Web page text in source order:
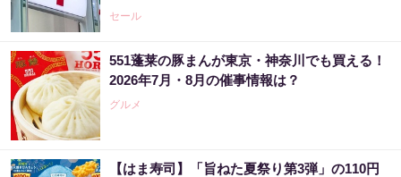
セール
551蓬莱の豚まんが東京・神奈川でも買える！
2026年7月・8月の催事情報は？
グルメ
【はま寿司】「旨ねた夏祭り第3弾」の110円